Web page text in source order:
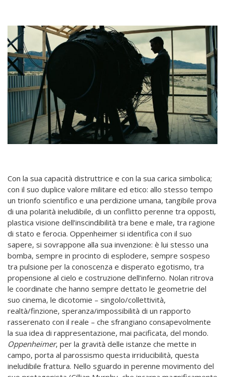
Con la sua capacità distruttrice e con la sua carica simbolica;
con il suo duplice valore militare ed etico: allo stesso tempo
un trionfo scientifico e una perdizione umana, tangibile prova
di una polarità ineludibile, di un conflitto perenne tra opposti,
plastica visione dell’inscindibilità tra bene e male, tra ragione
di stato e ferocia. Oppenheimer si identifica con il suo
sapere, si sovrappone alla sua invenzione: è lui stesso una
bomba, sempre in procinto di esplodere, sempre sospeso
tra pulsione per la conoscenza e disperato egotismo, tra
propensione al cielo e costruzione dell’inferno. Nolan ritrova
le coordinate che hanno sempre dettato le geometrie del
suo cinema, le dicotomie – singolo/collettività,
realtà/finzione, speranza/impossibilità di un rapporto
rasserenato con il reale – che sfrangiano consapevolmente
la sua idea di rappresentazione, mai pacificata, del mondo.
Oppenheimer, per la gravità delle istanze che mette in
campo, porta al parossismo questa irriducibilità, questa
ineludibile frattura. Nello sguardo in perenne movimento del